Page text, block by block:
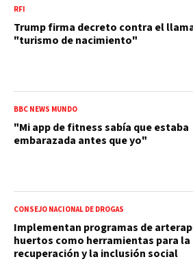
RFI
Trump firma decreto contra el
"turismo de nacimiento"
BBC NEWS MUNDO
"Mi app de fitness sabía que estaba
embarazada antes que yo"
CONSEJO NACIONAL DE DROGAS
Implementan programas de
huertos como herramientas para la
recuperación y la inclusión social